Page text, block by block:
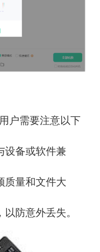
户需要注意以下
设备或软件兼
质量和文件大
防意外丢失。